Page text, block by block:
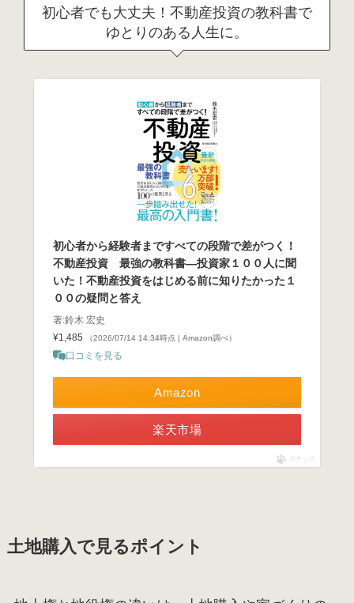
初心者でも大丈夫！不動産投資の教科書で
ゆとりのある人生に。
初心者から経験者まですべての段階で差がつく！
不動産投資 最強の教科書―投資家１００人に聞
いた！不動産投資をはじめる前に知りたかった１
００の疑問と答え
著:鈴木 宏史
¥1,485
（2026/07/14 14:34時点 | Amazon調べ）
口コミを見る
Amazon
楽天市場
ポチップ
土地購入で見るポイント